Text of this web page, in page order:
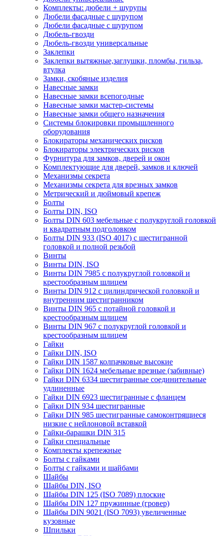
Комплекты: дюбели + шурупы
Дюбели фасадные с шурупом
Дюбели фасадные с шурупом
Дюбель-гвозди
Дюбель-гвозди универсальные
Заклепки
Заклепки вытяжные,заглушки, пломбы, гильза,
втулка
Замки, скобяные изделия
Навесные замки
Навесные замки всепогодные
Навесные замки мастер-системы
Навесные замки общего назначения
Системы блокировки промышленного
оборудования
Блокираторы механических рисков
Блокираторы электрических рисков
Фурнитура для замков, дверей и окон
Комплектующие для дверей, замков и ключей
Механизмы секрета
Механизмы секрета для врезных замков
Метрический и дюймовый крепеж
Болты
Болты DIN, ISO
Болты DIN 603 мебельные с полукруглой головкой
и квадратным подголовком
Болты DIN 933 (ISO 4017) с шестигранной
головкой и полной резьбой
Винты
Винты DIN, ISO
Винты DIN 7985 с полукруглой головкой и
крестообразным шлицем
Винты DIN 912 с цилиндрической головкой и
внутренним шестигранником
Винты DIN 965 с потайной головкой и
крестообразным шлицем
Винты DIN 967 с полукруглой головкой и
крестообразным шлицем
Гайки
Гайки DIN, ISO
Гайки DIN 1587 колпачковые высокие
Гайки DIN 1624 мебельные врезные (забивные)
Гайки DIN 6334 шестигранные соединительные
удлиненные
Гайки DIN 6923 шестигранные с фланцем
Гайки DIN 934 шестигранные
Гайки DIN 985 шестигранные самоконтрящиеся
низкие с нейлоновой вставкой
Гайки-барашки DIN 315
Гайки специальные
Комплекты крепежные
Болты с гайками
Болты с гайками и шайбами
Шайбы
Шайбы DIN, ISO
Шайбы DIN 125 (ISO 7089) плоские
Шайбы DIN 127 пружинные (гровер)
Шайбы DIN 9021 (ISO 7093) увеличенные
кузовные
Шпильки